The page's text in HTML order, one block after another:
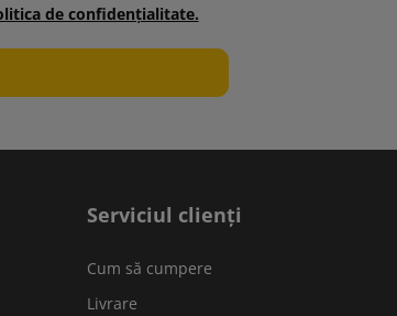
de confidenţialitate.
Serviciul clienți
Cum să cumpere
Livrare